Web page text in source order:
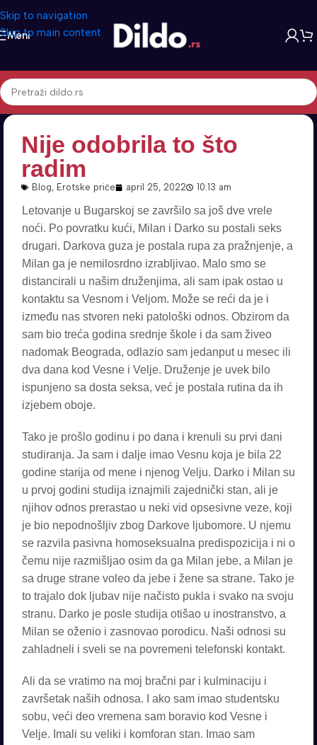
Skip to navigation
Skip to main content
Meni
Nije odobrila to što
radim
Blog, Erotske priče april 25, 2022 10:13 am
Letovanje u Bugarskoj se završilo sa još dve vrele
noći. Po povratku kući, Milan i Darko su postali seks
drugari. Darkova guza je postala rupa za pražnjenje, a
Milan ga je nemilosrdno izrabljivao. Malo smo se
distancirali u našim druženjima, ali sam ipak ostao u
kontaktu sa Vesnom i Veljom. Može se reći da je i
između nas stvoren neki patološki odnos. Obzirom da
sam bio treća godina srednje škole i da sam živeo
nadomak Beograda, odlazio sam jedanput u mesec ili
dva dana kod Vesne i Velje. Druženje je uvek bilo
ispunjeno sa dosta seksa, već je postala rutina da ih
izjebem oboje.
Tako je prošlo godinu i po dana i krenuli su prvi dani
studiranja. Ja sam i dalje imao Vesnu koja je bila 22
godine starija od mene i njenog Velju. Darko i Milan su
u prvoj godini studija iznajmili zajednički stan, ali je
njihov odnos prerastao u neki vid opsesivne veze, koji
je bio nepodnošljiv zbog Darkove ljubomore. U njemu
se razvila pasivna homoseksualna predispozicija i ni o
čemu nije razmišljao osim da ga Milan jebe, a Milan je
sa druge strane voleo da jebe i žene sa strane. Tako je
to trajalo dok ljubav nije načisto pukla i svako na svoju
stranu. Darko je posle studija otišao u inostranstvo, a
Milan se oženio i zasnovao porodicu. Naši odnosi su
zahladneli i sveli se na povremeni telefonski kontakt.
Ali da se vratimo na moj bračni par i kulminaciju i
završetak naših odnosa. I ako sam imao studentsku
sobu, veći deo vremena sam boravio kod Vesne i
Velje. Imali su veliki i komforan stan. Imao sam